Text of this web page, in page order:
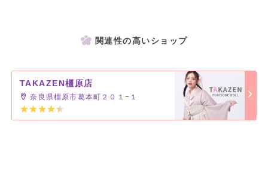
関連性の高いショップ
TAKAZEN橿原店
奈良県橿原市葛本町２０１−１